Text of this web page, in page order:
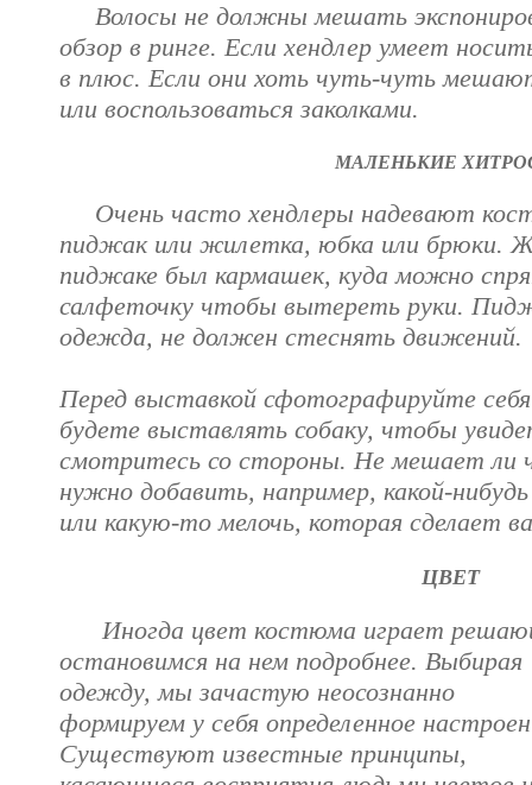
Волосы не должны мешать
обзор в ринге. Если хендлер умеет
в плюс. Если они хоть чуть-чуть
или воспользоваться заколками.
МАЛЕНЬКИЕ
Очень часто хендлеры надевают
пиджак или жилетка, юбка или брюки.
пиджаке был кармашек, куда можно
салфеточку чтобы вытереть руки.
одежда, не должен стеснять движений.
Перед выставкой сфотографируйте
будете выставлять собаку, чтобы
смотритесь со стороны. Не мешает ли
нужно добавить, например, какой-
или какую-то мелочь, которая сделает
ЦВЕТ
Иногда цвет костюма играет
остановимся на нем подробнее. Выбирая
одежду, мы зачастую неосознанно
формируем у себя определенное
Существуют известные принципы,